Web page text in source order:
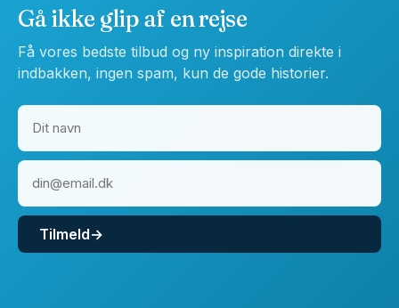
Gå ikke glip af en rejse
Få vores bedste tilbud og ny inspiration direkte i
indbakken, ingen spam, kun de gode historier.
Tilmeld→